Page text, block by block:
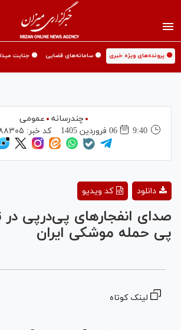
🟡 پرونده‌های ویژه خبری 🟡 سامانه‌های قضایی 🟡 جنایت
چندرسانه
عمومی
9:40
06 فروردين 1405 کد خبر:
Video
کد ویدیو دانلود
صدای انفجارهای پی‌در‌پی‌ در
پی حمله موشکی ایران
لینک کوتاه